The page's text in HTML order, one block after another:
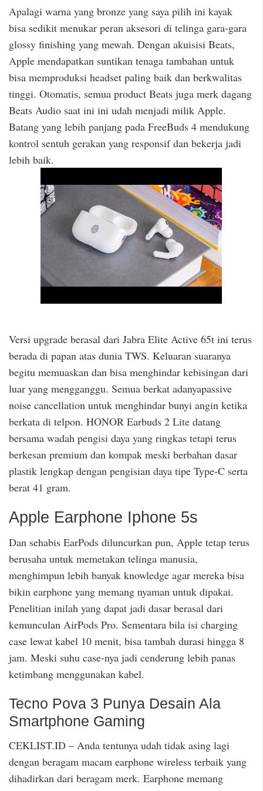
Apalagi warna yang bronze yang saya pilih ini kayak
bisa sedikit menukar peran aksesori di telinga gara-gara
glossy finishing yang mewah. Dengan akuisisi Beats,
Apple mendapatkan suntikan tenaga tambahan untuk
bisa memproduksi headset paling baik dan berkwalitas
tinggi. Otomatis, semua product Beats juga merk dagang
Beats Audio saat ini ini udah menjadi milik Apple.
Batang yang lebih panjang pada FreeBuds 4 mendukung
kontrol sentuh gerakan yang responsif dan bekerja jadi
lebih baik.
Versi upgrade berasal dari Jabra Elite Active 65t ini terus
berada di papan atas dunia TWS. Keluaran suaranya
begitu memuaskan dan bisa menghindar kebisingan dari
luar yang mengganggu. Semua berkat adanyapassive
noise cancellation untuk menghindar bunyi angin ketika
berkata di telpon. HONOR Earbuds 2 Lite datang
bersama wadah pengisi daya yang ringkas tetapi terus
berkesan premium dan kompak meski berbahan dasar
plastik lengkap dengan pengisian daya tipe Type-C serta
berat 41 gram.
Apple Earphone Iphone 5s
Dan sehabis EarPods diluncurkan pun, Apple tetap terus
berusaha untuk memetakan telinga manusia,
menghimpun lebih banyak knowledge agar mereka bisa
bikin earphone yang memang nyaman untuk dipakai.
Penelitian inilah yang dapat jadi dasar berasal dari
kemunculan AirPods Pro. Sementara bila isi charging
case lewat kabel 10 menit, bisa tambah durasi hingga 8
jam. Meski suhu case-nya jadi cenderung lebih panas
ketimbang menggunakan kabel.
Tecno Pova 3 Punya Desain Ala
Smartphone Gaming
CEKLIST.ID – Anda tentunya udah tidak asing lagi
dengan beragam macam earphone wireless terbaik yang
dihadirkan dari beragam merk. Earphone memang